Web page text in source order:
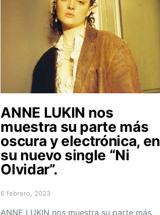
ANNE LUKIN nos
muestra su parte más
oscura y electrónica, en
su nuevo single “Ni
Olvidar”.
Posted on
6 febrero, 2023
ANNE LUKIN nos muestra su parte más